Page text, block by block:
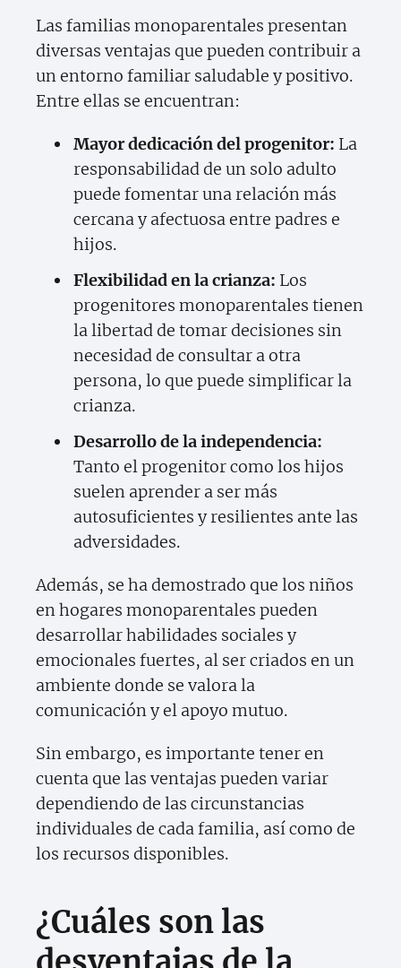
Las familias monoparentales presentan
diversas ventajas que pueden contribuir a
un entorno familiar saludable y positivo.
Entre ellas se encuentran:
Mayor dedicación del progenitor: La
responsabilidad de un solo adulto
puede fomentar una relación más
cercana y afectuosa entre padres e
hijos.
Flexibilidad en la crianza: Los
progenitores monoparentales tienen
la libertad de tomar decisiones sin
necesidad de consultar a otra
persona, lo que puede simplificar la
crianza.
Desarrollo de la independencia:
Tanto el progenitor como los hijos
suelen aprender a ser más
autosuficientes y resilientes ante las
adversidades.
Además, se ha demostrado que los niños
en hogares monoparentales pueden
desarrollar habilidades sociales y
emocionales fuertes, al ser criados en un
ambiente donde se valora la
comunicación y el apoyo mutuo.
Sin embargo, es importante tener en
cuenta que las ventajas pueden variar
dependiendo de las circunstancias
individuales de cada familia, así como de
los recursos disponibles.
¿Cuáles son las